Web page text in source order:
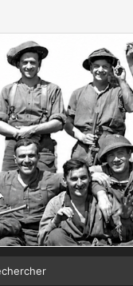
hasard
(barre latérale)
(barre latérale)